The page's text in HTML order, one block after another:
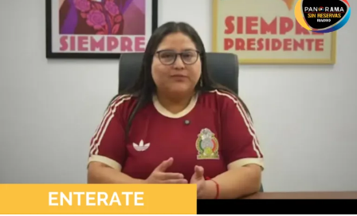
Compartir en: